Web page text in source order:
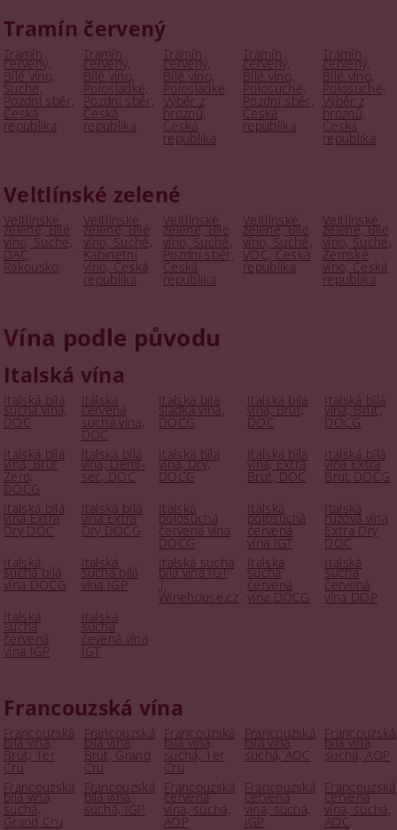
Tramín červený
Tramín
červený,
Bílé víno,
Suché,
Pozdní sběr,
Česká
republika
Tramín
červený,
Bílé víno,
Polosladké,
Pozdní sběr,
Česká
republika
Tramín
červený,
Bílé víno,
Polosladké,
Výběr z
hroznů,
Česká
republika
Tramín
červený,
Bílé víno,
Polosuché,
Pozdní sběr,
Česká
republika
Tramín
červený,
Bílé víno,
Polosuché,
Výběr z
hroznů,
Česká
republika
Veltlínské zelené
Veltlínské
zelené, Bílé
víno, Suché,
DAC,
Rakousko
Veltlínské
zelené, Bílé
víno, Suché,
Kabinetní
víno, Česká
republika
Veltlínské
zelené, Bílé
víno, Suché,
Pozdní sběr,
Česká
republika
Veltlínské
zelené, Bílé
víno, Suché,
VOC, Česká
republika
Veltlínské
zelené, Bílé
víno, Suché,
Zemské
víno, Česká
republika
Vína podle původu
Italská vína
Italská bílá
suchá vína,
DOC
Itálská
červená
suchá vína,
DOC
Italská bílá
sladká vína,
DOCG
Italská bílá
vína, Brut,
DOC
Italská bílá
vína, Brut,
DOCG
Italská bílá
vína, Brut
Zero,
DOCG
Italská bílá
vína, Demi-
sec, DOC
Italská bílá
vína, Dry,
DOCG
Italská bílá
vína, Extra
Brut, DOC
Italská bílá
vína Extra
Brut DOCG
Italská bílá
vína Extra
Dry DOC
Italská bílá
vína Extra
Dry DOCG
Italská
polosuchá
červená vína
DOCG
Italská
polosuchá
červená
vína IGT
Italská
růžová vína
Extra Dry
DOC
Italská
suchá bílá
vína DOCG
Italská
suchá bílá
vína IGP
Italská suchá
bílá vína IGT
|
Winehouse.cz
Italská
suchá
červená
vína DOCG
Italská
suchá
červená
vína DOP
Italská
suchá
červená
vína IGP
Italská
suchá
čevená vína
IGT
Francouzská vína
Francouzská
bílá vína,
Brut, 1er
Cru
Francouzská
bílá vína,
Brut, Grand
Cru
Francouzská
bílá vína,
suchá, 1er
Cru
Francouzská
bílá vína,
suchá, AOC
Francouzská
bílá vína,
suchá, AOP
Francouzská
bílá vína,
suchá,
Grand Cru
Francouzská
bílá vína,
suchá, IGP
Francouzská
červená
vína, suchá,
AOP
Francouzská
červená
vína, suchá,
IGP
Francouzská
červená
vína, suchá,
AOC